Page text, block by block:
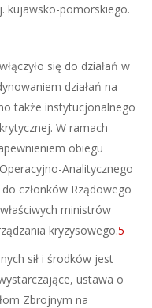
kujawsko-pomorskiego.
się do działań w
działań na
także instytucjonalnego
W ramach
obiegu
Analitycznego
członków Rządowego
ministrów
kryzysowego.5
sił i środków jest
ustawa o
Zbrojnym na